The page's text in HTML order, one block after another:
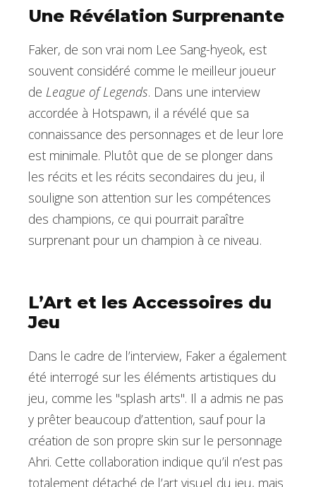
Une Révélation Surprenante
Faker, de son vrai nom Lee Sang-hyeok, est
souvent considéré comme le meilleur joueur
de League of Legends. Dans une interview
accordée à Hotspawn, il a révélé que sa
connaissance des personnages et de leur lore
est minimale. Plutôt que de se plonger dans
les récits et les récits secondaires du jeu, il
souligne son attention sur les compétences
des champions, ce qui pourrait paraître
surprenant pour un champion à ce niveau.
L’Art et les Accessoires du
Jeu
Dans le cadre de l’interview, Faker a également
été interrogé sur les éléments artistiques du
jeu, comme les "splash arts". Il a admis ne pas
y prêter beaucoup d’attention, sauf pour la
création de son propre skin sur le personnage
Ahri. Cette collaboration indique qu’il n’est pas
totalement détaché de l’art visuel du jeu, mais